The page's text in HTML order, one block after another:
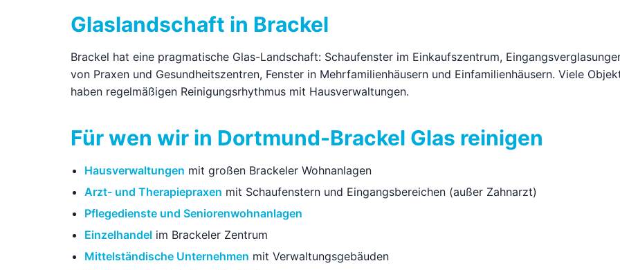
Glaslandschaft in Brackel
Brackel hat eine pragmatische Glas-Landschaft: Schaufenster im Einkaufszentrum,
von Praxen und Gesundheitszentren, Fenster in Mehrfamilienhäusern und Einfamilienhäusern. Viele
haben regelmäßigen Reinigungsrhythmus mit Hausverwaltungen.
Für wen wir in Dortmund-Brackel Glas reinigen
Hausverwaltungen mit großen Brackeler Wohnanlagen
Arzt- und Therapiepraxen mit Schaufenstern und Eingangsbereichen (außer Zahnarzt)
Pflegedienste und Seniorenwohnanlagen
Einzelhandel im Brackeler Zentrum
Mittelständische Unternehmen mit Verwaltungsgebäuden